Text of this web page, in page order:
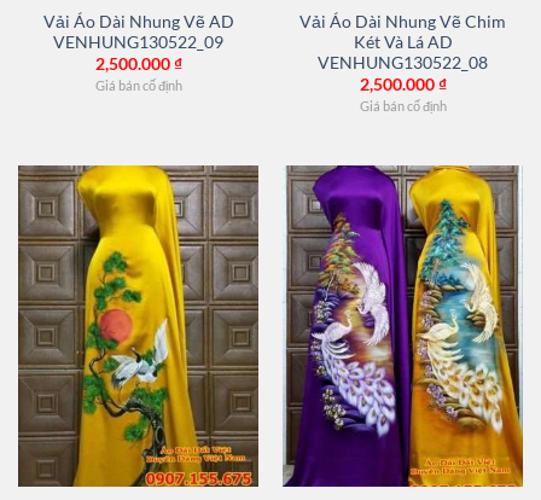
Vải Áo Dài Nhung Vẽ AD
VENHUNG130522_09
2,500.000₫
Giá bán cố định
Vải Áo Dài Nhung Vẽ Chim
Két Và Lá AD
VENHUNG130522_08
2,500.000₫
Giá bán cố định